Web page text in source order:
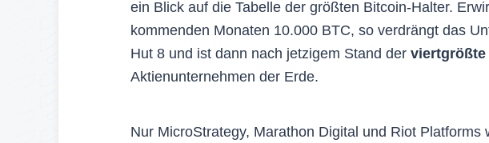
ein Blick auf die Tabelle der größten Bitcoin-Halter.
kommenden Monaten 10.000 BTC, so verdrängt das
Hut 8 und ist dann nach jetzigem Stand der
Aktienunternehmen der Erde.
Nur MicroStrategy, Marathon Digital und Riot Platforms